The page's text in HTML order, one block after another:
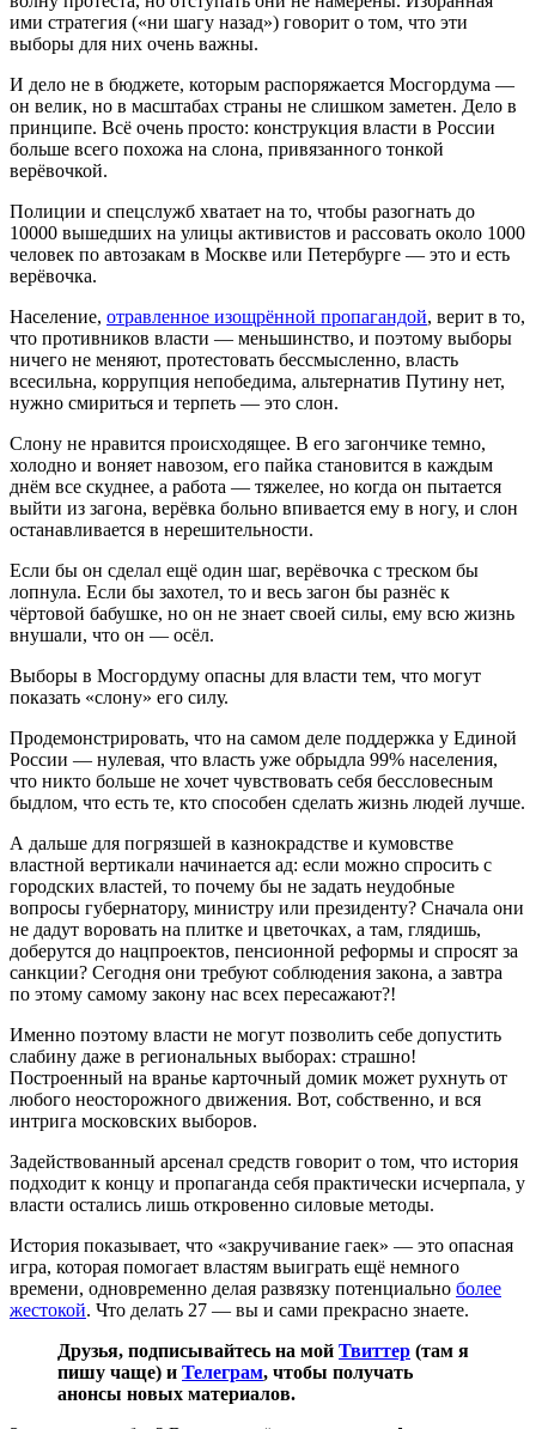
ими стратегия («ни шагу назад») говорит о том, что эти
выборы для них очень важны.
И дело не в бюджете, которым распоряжается Мосгордума —
он велик, но в масштабах страны не слишком заметен. Дело в
принципе. Всё очень просто: конструкция власти в России
больше всего похожа на слона, привязанного тонкой
верёвочкой.
Полиции и спецслужб хватает на то, чтобы разогнать до
10000 вышедших на улицы активистов и рассовать около 1000
человек по автозакам в Москве или Петербурге — это и есть
верёвочка.
Население, отравленное изощрённой пропагандой, верит в то,
что противников власти — меньшинство, и поэтому выборы
ничего не меняют, протестовать бессмысленно, власть
всесильна, коррупция непобедима, альтернатив Путину нет,
нужно смириться и терпеть — это слон.
Слону не нравится происходящее. В его загончике темно,
холодно и воняет навозом, его пайка становится в каждым
днём все скуднее, а работа — тяжелее, но когда он пытается
выйти из загона, верёвка больно впивается ему в ногу, и слон
останавливается в нерешительности.
Если бы он сделал ещё один шаг, верёвочка с треском бы
лопнула. Если бы захотел, то и весь загон бы разнёс к
чёртовой бабушке, но он не знает своей силы, ему всю жизнь
внушали, что он — осёл.
Выборы в Мосгордуму опасны для власти тем, что могут
показать «слону» его силу.
Продемонстрировать, что на самом деле поддержка у Единой
России — нулевая, что власть уже обрыдла 99% населения,
что никто больше не хочет чувствовать себя бессловесным
быдлом, что есть те, кто способен сделать жизнь людей лучше.
А дальше для погрязшей в казнокрадстве и кумовстве
властной вертикали начинается ад: если можно спросить с
городских властей, то почему бы не задать неудобные
вопросы губернатору, министру или президенту? Сначала они
не дадут воровать на плитке и цветочках, а там, глядишь,
доберутся до нацпроектов, пенсионной реформы и спросят за
санкции? Сегодня они требуют соблюдения закона, а завтра
по этому самому закону нас всех пересажают?!
Именно поэтому власти не могут позволить себе допустить
слабину даже в региональных выборах: страшно!
Построенный на вранье карточный домик может рухнуть от
любого неосторожного движения. Вот, собственно, и вся
интрига московских выборов.
Задействованный арсенал средств говорит о том, что история
подходит к концу и пропаганда себя практически исчерпала, у
власти остались лишь откровенно силовые методы.
История показывает, что «закручивание гаек» — это опасная
игра, которая помогает властям выиграть ещё немного
времени, одновременно делая развязку потенциально более
жестокой. Что делать 27 — вы и сами прекрасно знаете.
Друзья, подписывайтесь на мой Твиттер (там я
пишу чаще) и Телеграм, чтобы получать
анонсы новых материалов.